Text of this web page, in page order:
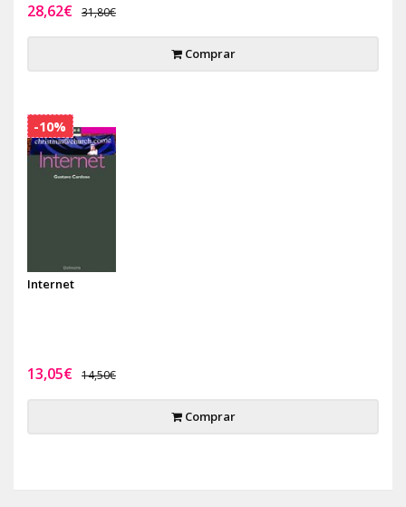
28,62€ 31,80€
Comprar
Internet
13,05€ 14,50€
Comprar
-10%